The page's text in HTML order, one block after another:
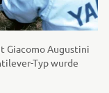
Giacomo Augustini
Typ wurde